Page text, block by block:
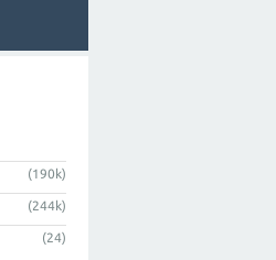
(190k)
(244k)
(24)